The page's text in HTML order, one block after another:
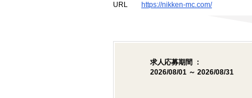
URL
https://nikken-mc.com/
求人応募期間 ：
2026/08/01 ～ 2026/08/31